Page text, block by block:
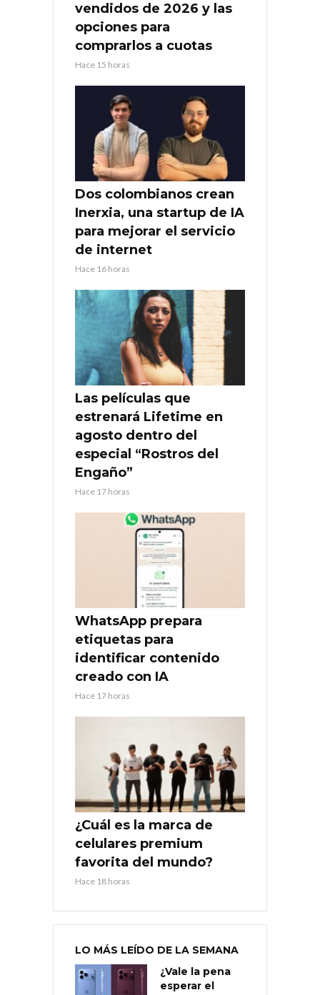
vendidos de 2026 y las
opciones para
comprarlos a cuotas
Hace 15 horas
Dos colombianos crean
Inerxia, una startup de IA
para mejorar el servicio
de internet
Hace 16 horas
Las películas que
estrenará Lifetime en
agosto dentro del
especial “Rostros del
Engaño”
Hace 17 horas
WhatsApp prepara
etiquetas para
identificar contenido
creado con IA
Hace 17 horas
¿Cuál es la marca de
celulares premium
favorita del mundo?
Hace 18 horas
LO MÁS LEÍDO DE LA SEMANA
¿Vale la pena
esperar el